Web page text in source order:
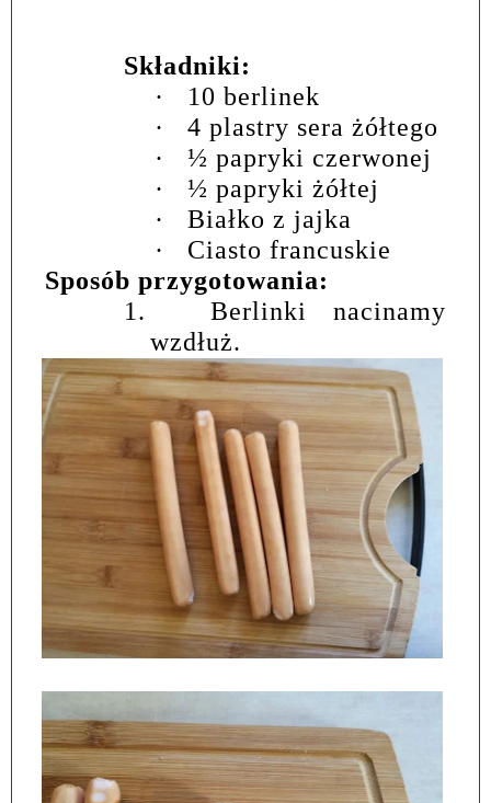
Składniki:
·
10 berlinek
·
4 plastry sera żółtego
·
½ papryki czerwonej
·
½ papryki żółtej
·
Białko z jajka
·
Ciasto francuskie
Sposób przygotowania:
1.
Berlinki nacinamy
wzdłuż.